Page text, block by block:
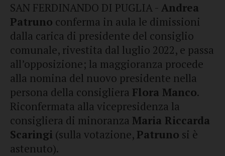
SAN FERDINANDO DI PUGLIA - Andrea
Patruno conferma in aula le dimissioni
dalla carica di presidente del consiglio
comunale, rivestita dal luglio 2022, e passa
all’opposizione; la maggioranza procede
alla nomina del nuovo presidente nella
persona della consigliera Flora Manco.
Riconfermata alla vicepresidenza la
consigliera di minoranza Maria Riccarda
Scaringi (sulla votazione, Patruno si è
astenuto).